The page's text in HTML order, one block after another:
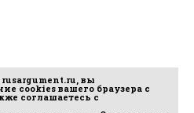
rusargument.ru, вы
cookies вашего браузера с
соглашаетесь с